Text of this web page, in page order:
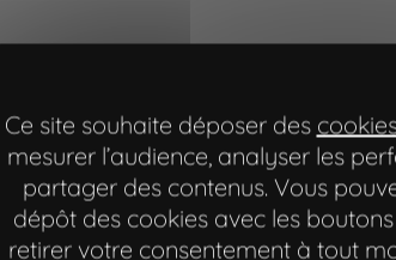
Ce site souhaite déposer des
mesurer l’audience, analyser les
partager des contenus. Vous
dépôt des cookies avec les
retirer votre consentement à tout